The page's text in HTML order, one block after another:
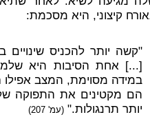
קיצוני, היא מסכמת:
"קשה יותר להכניס
[...] אחת הסיבות היא
במידה מסוימת, המצב אפילו
הם מקטינים את התפוקה
יותר תרנגולות." (עמ' 207)